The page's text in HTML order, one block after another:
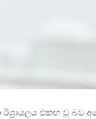
එකඟ වූ බව